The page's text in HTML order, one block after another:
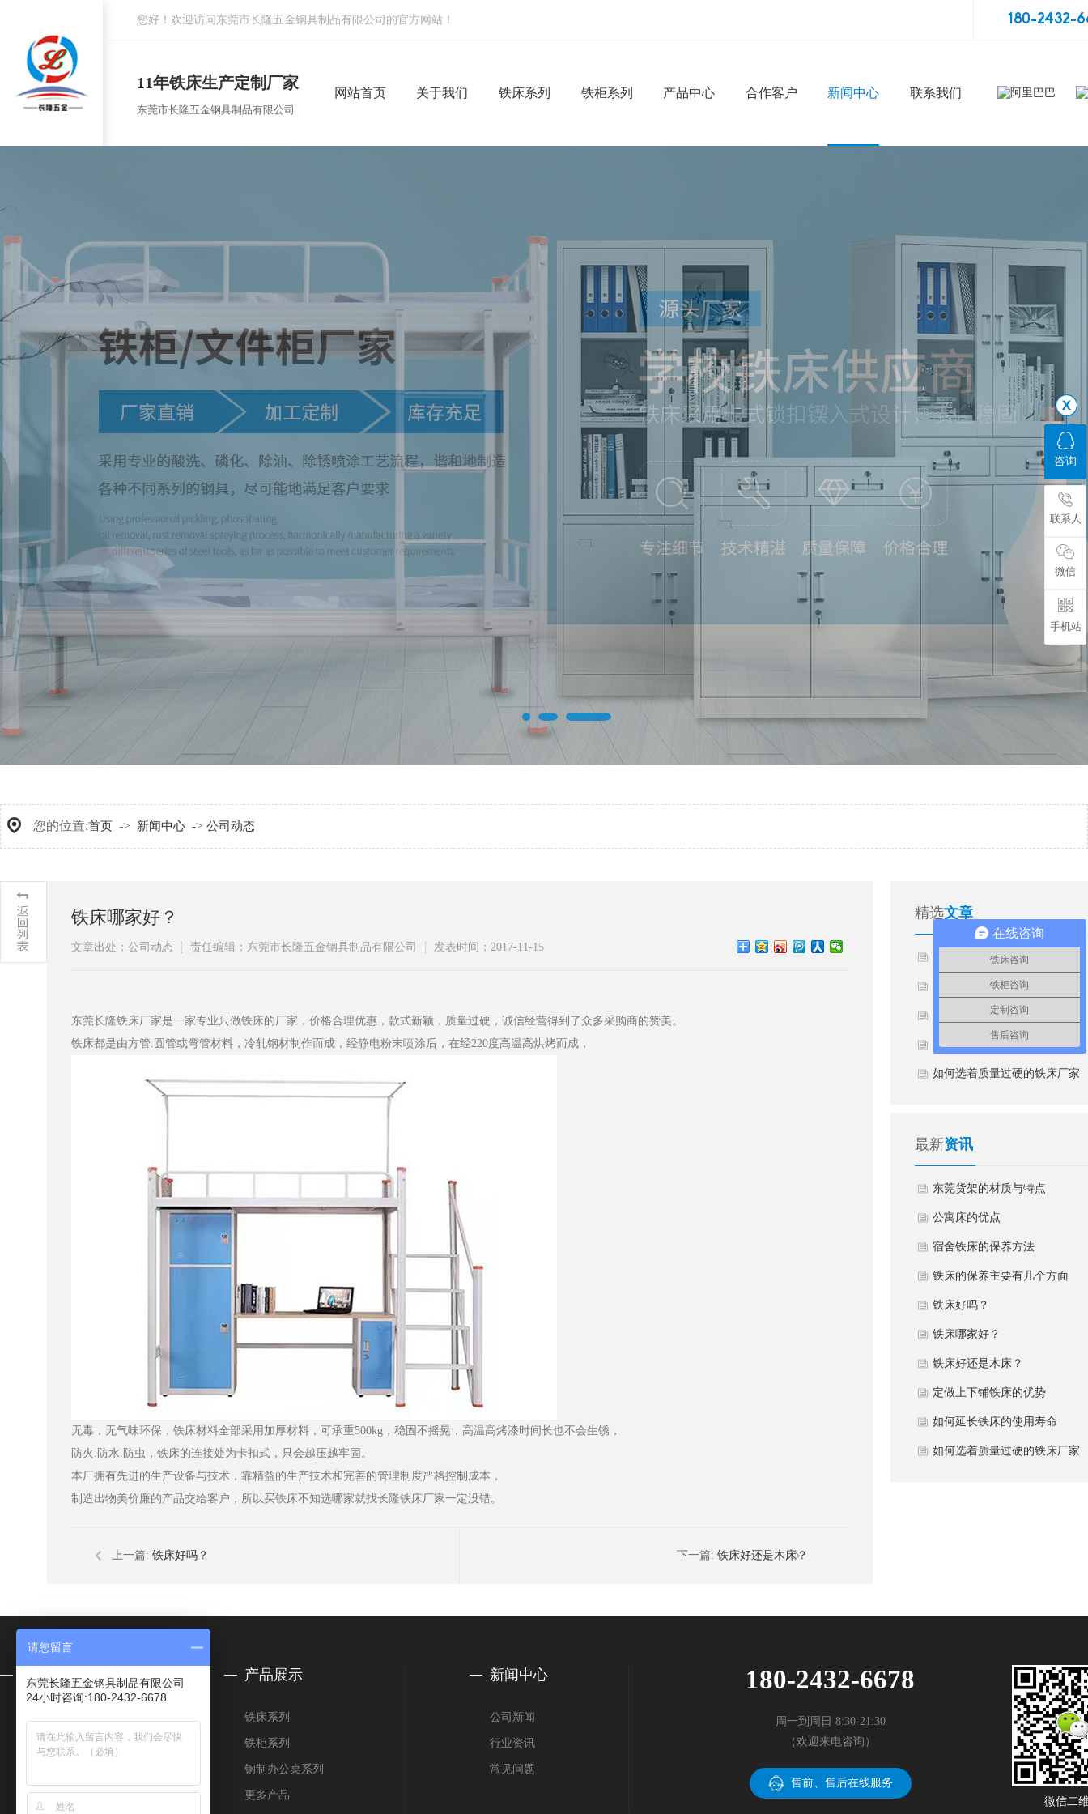
您好！欢迎访问东莞市长隆五金钢具制品有限公司的官方网站！ 180-2432-
11年铁床生产定制厂家
东莞市长隆五金钢具制品有限公司
网站首页 关于我们 铁床系列 铁柜系列 产品中心 合作客户 新闻中心 联系我们
您的位置:首页 -> 新闻中心 -> 公司动态
铁床哪家好？
文章出处：公司动态 责任编辑：东莞市长隆五金钢具制品有限公司 发表时间：2017-11-15
东莞长隆铁床厂家是一家专业只做铁床的厂家，价格合理优惠，款式新颖，质量过硬，诚信经营得到了众多采购商的赞美。
铁床都是由方管.圆管或弯管材料，冷轧钢材制作而成，经静电粉末喷涂后，在经220度高温高烘烤而成，
无毒，无气味环保，铁床材料全部采用加厚材料，可承重500kg，稳固不摇晃，高温高烤漆时间长也不会生锈，
防火.防水.防虫，铁床的连接处为卡扣式，只会越压越牢固。
本厂拥有先进的生产设备与技术，靠精益的生产技术和完善的管理制度严格控制成本，
制造出物美价廉的产品交给客户，所以买铁床不知选哪家就找长隆铁床厂家一定没错。
上一篇: 铁床好吗？ 下一篇: 铁床好还是木床？
精选文章
铁床哪家好？
铁床好还是木床？
定做上下铺铁床的优势
如何延长铁床的使用寿命
如何选着质量过硬的铁床厂家
最新资讯
东莞货架的材质与特点
公寓床的优点
宿舍铁床的保养方法
铁床的保养主要有几个方面
铁床好吗？
铁床哪家好？
铁床好还是木床？
定做上下铺铁床的优势
如何延长铁床的使用寿命
如何选着质量过硬的铁床厂家
关于我们
合作客户
厂房设备
产品展示
铁床系列
铁柜系列
钢制办公桌系列
更多产品
新闻中心
公司新闻
行业资讯
常见问题
180-2432-6678
周一到周日 8:30-21:30
（欢迎来电咨询）
售前、售后在线服务
微信二
咨询
联系人
微信
手机站
在线咨询
铁床咨询
铁柜咨询
定制咨询
售后咨询
请您留言
东莞长隆五金钢具制品有限公司
24小时咨询:180-2432-6678